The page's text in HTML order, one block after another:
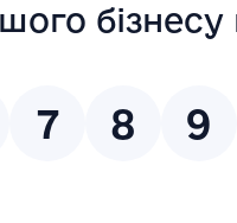
Ринковий
п.1 частини другої